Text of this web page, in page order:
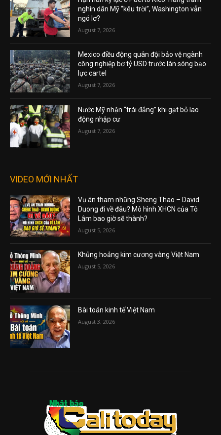
nghìn dân Mỹ “kêu trời”, Washington vẫn
ngó lơ?
August 7, 2026
Mexico điều động quân đội bảo vệ ngành
công nghiệp bơ tỷ USD trước làn sóng bạo
lực cartel
August 7, 2026
Nước Mỹ nhận “trái đắng” khi gạt bỏ lao
động nhập cư
August 7, 2026
VIDEO MỚI NHẤT
Vụ án tham nhũng Sheng Thao – David
Duong đi về đâu? Mô hình XHCN của Tô
Lâm bao giờ sẽ thành?
August 5, 2026
Khủng hoảng kim cương vàng Việt Nam
August 5, 2026
Bài toán kinh tế Việt Nam
August 3, 2026